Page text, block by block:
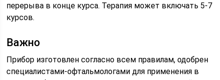
перерыва в конце курса. Терапия может включать 5-7
курсов.
Важно
Прибор изготовлен согласно всем правилам, одобрен
специалистами-офтальмологами для применения в